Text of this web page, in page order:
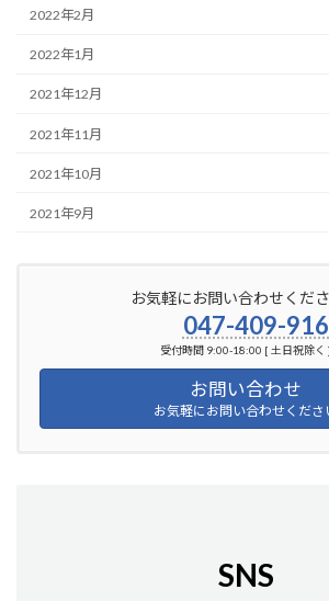
2022年2月
2022年1月
2021年12月
2021年11月
2021年10月
2021年9月
お気軽にお問い合わせくださ
047-409-
受付時間 9:00-18:00 [ 土日祝除く ]
お問い合わせ
お気軽にお問い合わせくださ
SNS